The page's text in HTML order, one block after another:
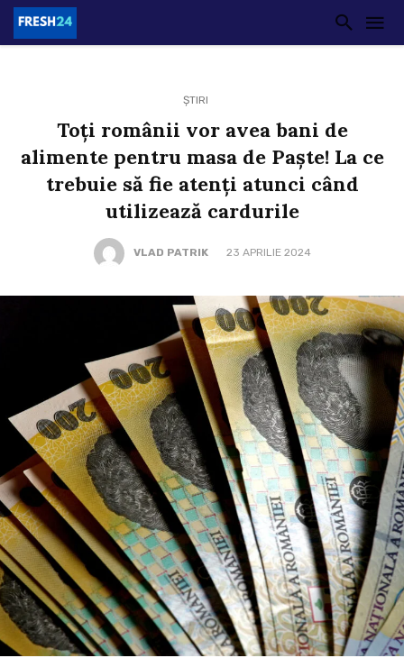
ȘTIRI
Toți românii vor avea bani de
alimente pentru masa de Paște! La ce
trebuie să fie atenți atunci când
utilizează cardurile
VLAD PATRIK 23 APRILIE 2024